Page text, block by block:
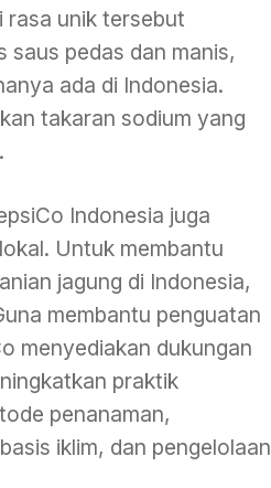
rasa unik tersebut
saus pedas dan manis,
ada di Indonesia.
takaran sodium yang
Indonesia juga
Untuk membantu
jagung di Indonesia,
membantu penguatan
menyediakan dukungan
praktik
penanaman,
iklim, dan pengelolaan